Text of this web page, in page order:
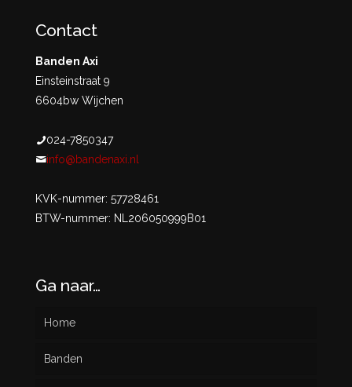
Contact
Banden Axi
Einsteinstraat 9
6604bw Wijchen
024-7850347
info@bandenaxi.nl
KVK-nummer: 57728461
BTW-nummer: NL206050999B01
Ga naar…
Home
Banden